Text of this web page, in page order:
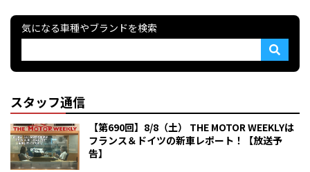
気になる車種やブランドを検索
スタッフ通信
【第690回】8/8（土） THE MOTOR WEEKLYは
フランス＆ドイツの新車レポート！【放送予
告】